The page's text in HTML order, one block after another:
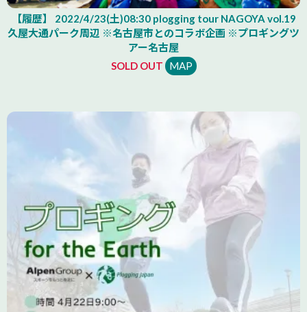
【履歴】 2022/4/23(土)08:30 plogging tour NAGOYA vol.19
久屋大通パーク周辺 ※名古屋市とのコラボ企画 ※プロギングツ
アー名古屋
SOLD OUT
MAP